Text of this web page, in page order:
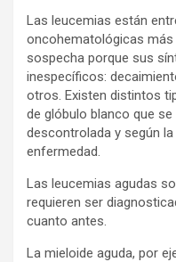
Las leucemias están
oncohematológicas
sospecha porque sus
inespecíficos:
otros. Existen distintos
de glóbulo blanco que
descontrolada y según
enfermedad.
Las leucemias agudas
requieren ser
cuanto antes.
La mieloide aguda, por